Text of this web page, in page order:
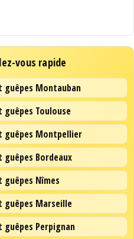
vous rapide
Montauban
Toulouse
guêpes Montpellier
Bordeaux
Nîmes
Marseille
Perpignan